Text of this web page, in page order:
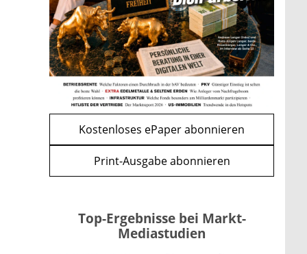
WEITERE ARTIKEL
zurückweiter
Bitcoin im Wartemodus: Fed
und CLARITY Act geben die
Richtung vor
mehr
Kostenloses ePaper abonnieren
Print-Ausgabe abonnieren
Top-Ergebnisse bei Markt-
Mediastudien